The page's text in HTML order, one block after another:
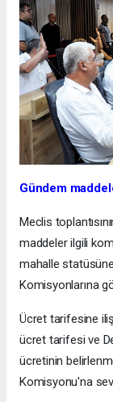
Gündem
Meclis
maddeler ilgili
mahalle
Komisyonlarına
Ücret tarifesine
ücret tarifesi ve
ücretinin
Komisyonu'na